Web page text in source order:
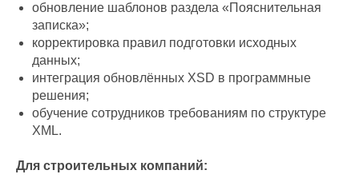
обновление шаблонов раздела «Пояснительная
записка»;
корректировка правил подготовки исходных
данных;
интеграция обновлённых XSD в программные
решения;
обучение сотрудников требованиям по структуре
XML.
Для строительных компаний: